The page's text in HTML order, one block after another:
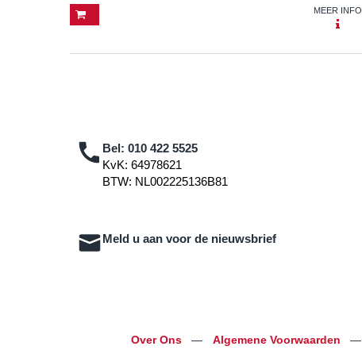
MEER INFO
Bel: 010 422 5525
KvK: 64978621
BTW: NL002225136B81
Meld u aan voor de nieuwsbrief
Over Ons — Algemene Voorwaarden —